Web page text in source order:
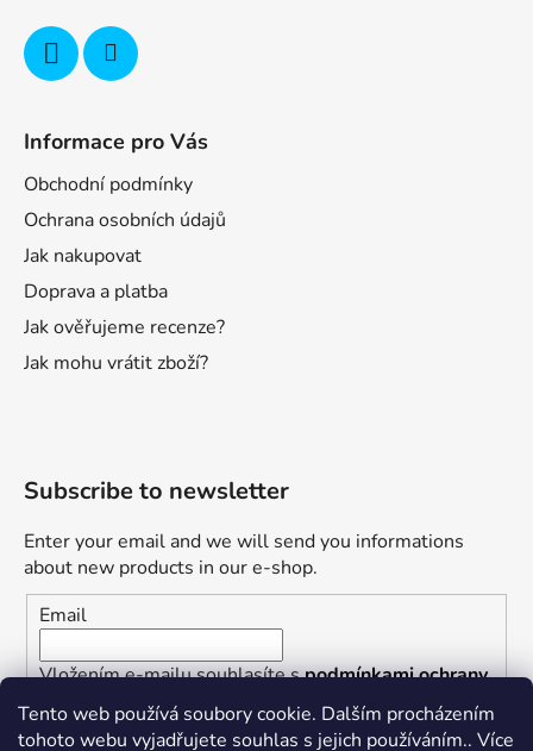
Tento web používá soubory cookie. Dalším procházením
tohoto webu vyjadřujete souhlas s jejich používáním.. Více
Informace pro Vás
Obchodní podmínky
Ochrana osobních údajů
Jak nakupovat
Doprava a platba
Jak ověřujeme recenze?
Jak mohu vrátit zboží?
Subscribe to newsletter
Enter your email and we will send you informations
about new products in our e-shop.
Email
Vložením e-mailu souhlasíte spodmínkami ochrany
osobních údajů